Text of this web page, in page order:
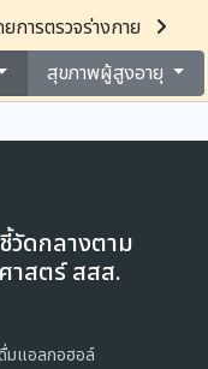
การตรวจร่างกาย
สุขภาพผู้สูงอายุ
วัดกลางตาม
าสตร์ สสส.
มแอลกอฮอล์